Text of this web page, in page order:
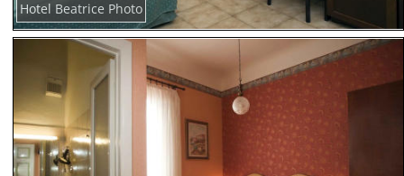
Hotel Beatrice Photo